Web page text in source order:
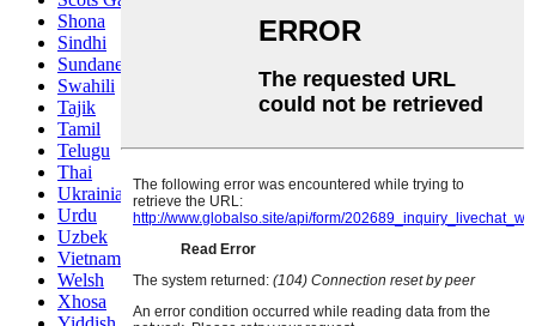
Shona
Sindhi
Sundanese
Swahili
Tajik
Tamil
Telugu
Thai
Ukrainian
Urdu
Uzbek
Vietnamese
Welsh
Xhosa